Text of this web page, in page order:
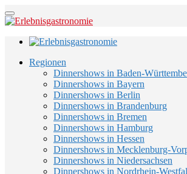
Regionen
Dinnershows in Baden-
Dinnershows in Bayern
Dinnershows in Berlin
Dinnershows in Brandenburg
Dinnershows in Bremen
Dinnershows in Hamburg
Dinnershows in Hessen
Dinnershows in Mecklenburg-
Dinnershows in Niedersachsen
Dinnershows in Nordrhein-